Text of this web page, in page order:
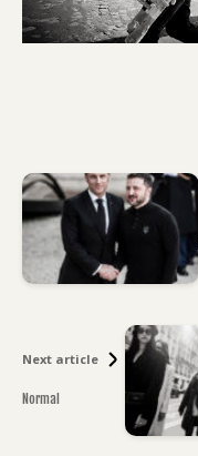
Next article
Normal